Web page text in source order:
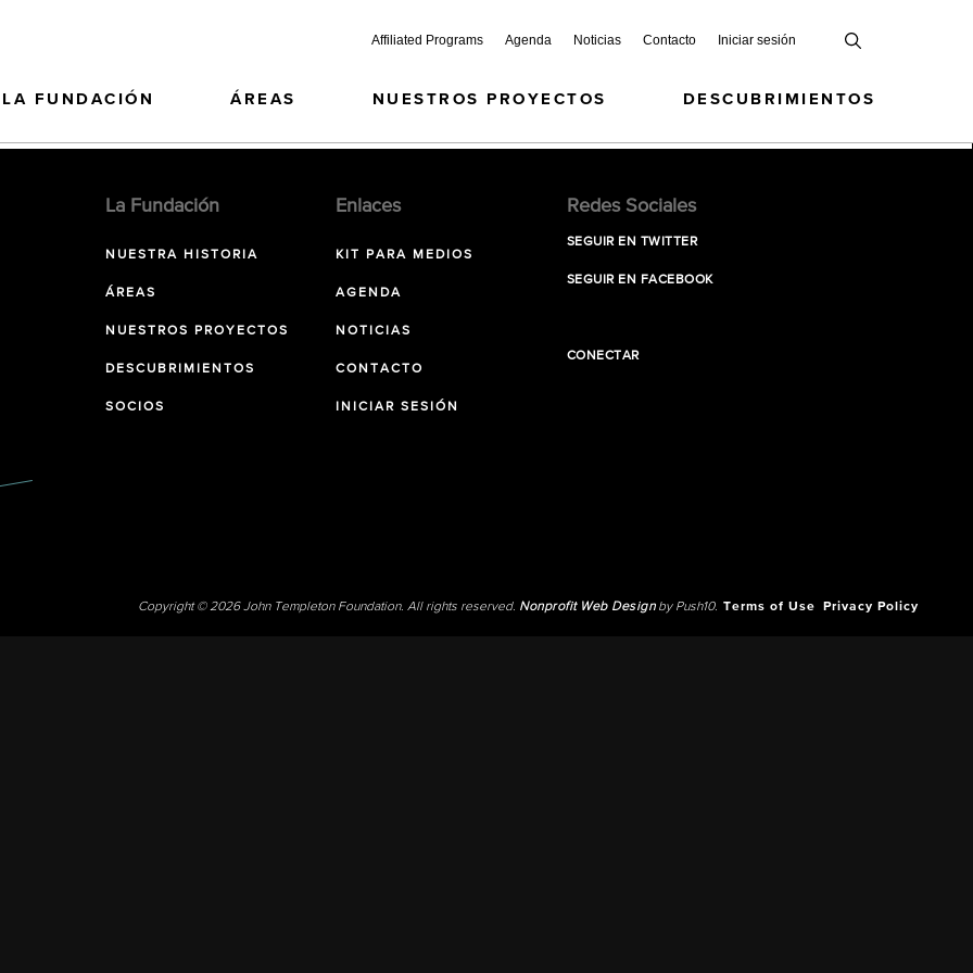
Affiliated Programs Agenda Noticias Contacto Iniciar sesión
LA FUNDACIÓN ÁREAS NUESTROS PROYECTOS DESCUBRIMIENTOS
La Fundación
NUESTRA HISTORIA
ÁREAS
NUESTROS PROYECTOS
DESCUBRIMIENTOS
SOCIOS
Enlaces
KIT PARA MEDIOS
AGENDA
NOTICIAS
CONTACTO
INICIAR SESIÓN
Redes Sociales
SEGUIR EN TWITTER
SEGUIR EN FACEBOOK
CONECTAR
Copyright © 2026 John Templeton Foundation. All rights reserved. Nonprofit Web Designby Push10. Terms of Use Privacy Policy